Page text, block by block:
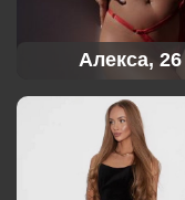
Алекса, 26